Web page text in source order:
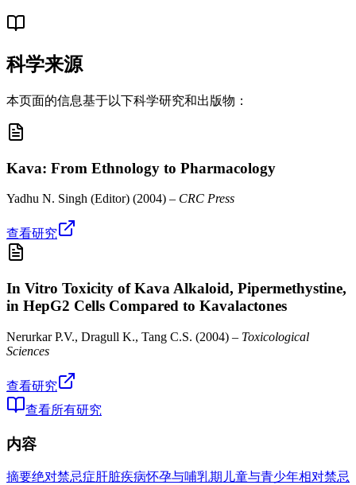
科学来源
本页面的信息基于以下科学研究和出版物：
Kava: From Ethnology to Pharmacology
Yadhu N. Singh (Editor) (2004) – CRC Press
查看研究
In Vitro Toxicity of Kava Alkaloid, Pipermethystine,
in HepG2 Cells Compared to Kavalactones
Nerurkar P.V., Dragull K., Tang C.S. (2004) – Toxicological
Sciences
查看研究
查看所有研究
内容
摘要绝对禁忌症肝脏疾病怀孕与哺乳期 儿童与青少年相对禁忌